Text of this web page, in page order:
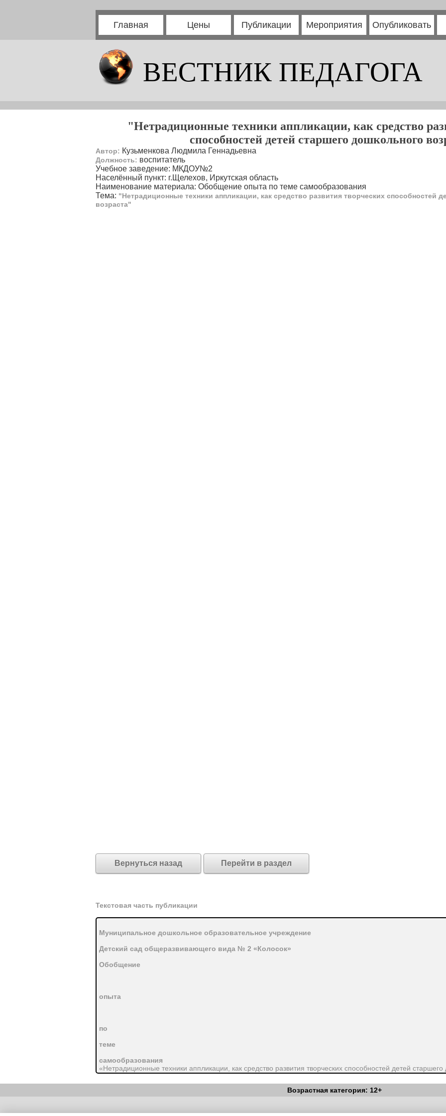
Главная Цены Публикации Мероприятия Опубликовать
ВЕСТНИК ПЕДАГОГА
"Нетрадиционные техники аппликации, как средство
способностей детей старшего дошкольного
Автор: Кузьменкова Людмила Геннадьевна
Должность: воспитатель
Учебное заведение: МКДОУ№2
Населённый пункт: г.Щелехов, Иркутская область
Наименование материала: Обобщение опыта по теме самообразования
Тема: "Нетрадиционные техники аппликации, как средство развития творческих способностей
возраста"
Вернуться назад Перейти в раздел
Текстовая часть публикации
Муниципальное дошкольное образовательное учреждение
Детский сад общеразвивающего вида № 2 «Колосок»
Обобщение
опыта
по
теме
самообразования
«Нетрадиционные техники аппликации, как средство развития творческих способностей детей старшего
Автор:
Возрастная категория: 12+